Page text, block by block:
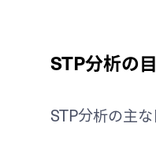
STP分析の
STP分析の主